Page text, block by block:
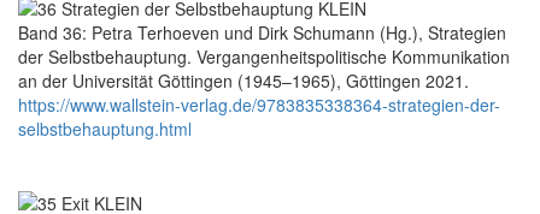
Band 36: Petra Terhoeven und Dirk Schumann (Hg.), Strategien
der Selbstbehauptung. Vergangenheitspolitische Kommunikation
an der Universität Göttingen (1945–1965), Göttingen 2021.
https://www.wallstein-verlag.de/9783835338364-strategien-der-
selbstbehauptung.html